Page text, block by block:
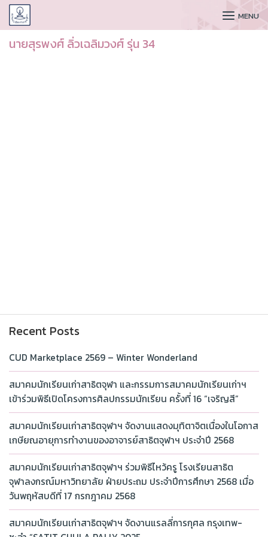
CUDAA MENU
นายสุรพงศ์ ลิ่วเฉลิมวงศ์ รุ่น 34
Recent Posts
CUD Marketplace 2569 – Winter Wonderland
สมาคมนักเรียนเก่าสาธิตจุฬา และกรรมการสมาคมนักเรียนเก่าฯ
เข้าร่วมพิธีเปิดโครงการศิลปกรรมนักเรียน ครั้งที่ 16 “เจริญสี”
สมาคมนักเรียนเก่าสาธิตจุฬาฯ จัดงานแสดงมุทิตาจิตเนื่องในโอกาส
เกษียณอายุการทำงานของอาจารย์สาธิตจุฬาฯ ประจำปี 2568
สมาคมนักเรียนเก่าสาธิตจุฬาฯ ร่วมพิธีไหว้ครู โรงเรียนสาธิต
จุฬาลงกรณ์มหาวิทยาลัย ฝ่ายประถม ประจำปีการศึกษา 2568 เมื่อ
วันพฤหัสบดีที่ 17 กรกฎาคม 2568
สมาคมนักเรียนเก่าสาธิตจุฬาฯ จัดงานแรลลี่การกุศล กรุงเทพ-